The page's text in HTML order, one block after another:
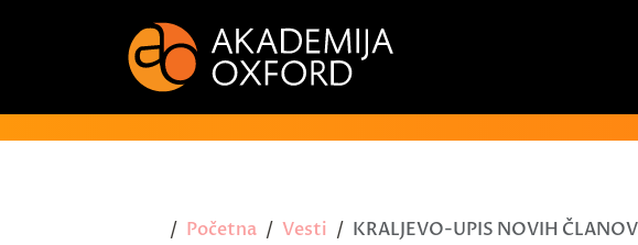
Početna Vesti KRALJEVO-UPIS NOVIH